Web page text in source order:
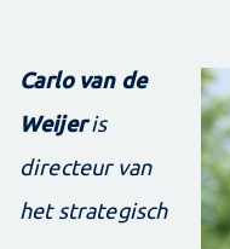
Carlo van de
Weijeris
directeur van
het strategisch